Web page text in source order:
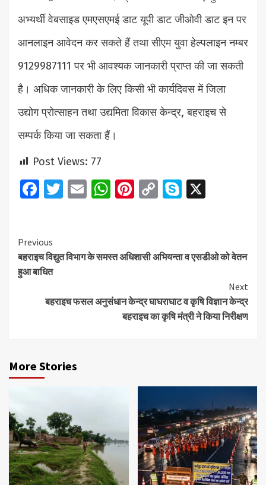
अभ्यर्थी वेबसाइड एमएसएमई डाट यूपी डाट जीओवी डाट इन पर
आनलाइन आवेदन कर सकते हैं तथा सीएम युवा हेल्पलाइन नम्बर
9129987111 पर भी आवश्यक जानकारी प्राप्त की जा सकती
है। अधिक जानकारी के लिए किसी भी कार्यदिवस में जिला
उद्योग प्रोत्साहन तथा उद्यमिता विकास केन्द्र, बहराइच से
सम्पर्क किया जा सकता हैं।
Post Views: 77
Facebook
Twitter
EmailWhatsApp
Pinterest
CopySkype
Continue
Reading
Previous
बहराइच विद्युत विभाग के समस्त अधिशासी अभियन्ता व एसडीओ को वेतन
हुआ बाधित
Next
बहराइच फसल अनुसंधान केन्द्र घाघराघाट व कृषि विज्ञान केन्द्र
बहराइच का कृषि मंत्री ने किया निरीक्षण
More Stories